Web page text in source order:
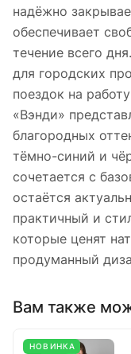
надёжно
обеспечивает
течение всего
для городских
поездок на
«Вэнди»
благородных
тёмно-синий и
сочетается с
остаётся
практичный и
которые ценят
продуманный
Вам также
НОВИНКА